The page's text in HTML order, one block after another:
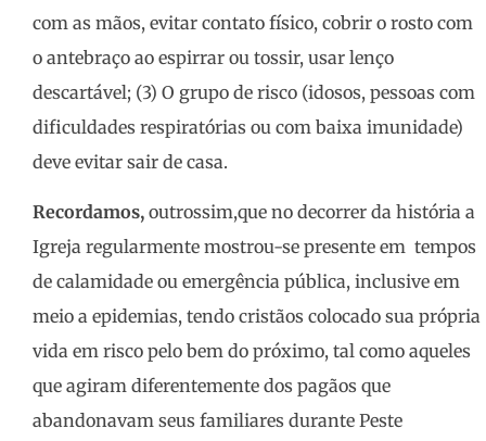
com as mãos, evitar contato físico, cobrir o rosto com
o antebraço ao espirrar ou tossir, usar lenço
descartável; (3) O grupo de risco (idosos, pessoas com
dificuldades respiratórias ou com baixa imunidade)
deve evitar sair de casa.
Recordamos, outrossim,que no decorrer da história a
Igreja regularmente mostrou-se presente em tempos
de calamidade ou emergência pública, inclusive em
meio a epidemias, tendo cristãos colocado sua própria
vida em risco pelo bem do próximo, tal como aqueles
que agiram diferentemente dos pagãos que
abandonavam seus familiares durante Peste